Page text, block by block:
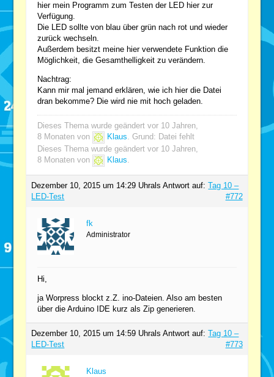
hier mein Programm zum Testen der LED hier zur
Verfügung.
Die LED sollte von blau über grün nach rot und wieder
zurück wechseln.
Außerdem besitzt meine hier verwendete Funktion die
Möglichkeit, die Gesamthelligkeit zu verändern.
Nachtrag:
Kann mir mal jemand erklären, wie ich hier die Datei
dran bekomme? Die wird nie mit hoch geladen.
Dieses Thema wurde geändert vor 10 Jahren,
8 Monaten von
Klaus. Grund: Datei fehlt
Dieses Thema wurde geändert vor 10 Jahren,
8 Monaten von
Klaus.
Dezember 10, 2015 um 14:29 Uhrals Antwort auf:Tag 10 –
LED-Test
#772
fk
Administrator
Hi,
ja Worpress blockt z.Z. ino-Dateien. Also am besten
über die Arduino IDE kurz als Zip generieren.
Dezember 10, 2015 um 14:59 Uhrals Antwort auf:Tag 10 –
LED-Test
#773
Klaus